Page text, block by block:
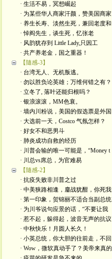
· 生活不易，冥想崛起
· 为某些华人商家汗颜，赞美国商家
· 养生长寿、淡然生死，兼回老度和
· 悼阎先生，谈生死，忆张老
· 风韵犹存到 Little Lady,只因工
· 共产养老金，国之重器！
【隨感-3】
· 台湾无人、无机叛逃。
· 勿以胜负论英雄；万维何错之有？
· 立冬了, 落叶还能归根吗？
· 银浪滚滚，MM色衰。
· 墙内川粉说，美国的假选票是外国
· 大选前一天，Costco 气氛怎样？
· 好女不和恶男斗
· 肺炎成功自救的经历
· 川普会输的唯一可能是，“Money t
· 川总vs席总，为官难易
【隨感-2】
· 抗疫失败非川普之过
· 中美狭路相逢，鏖战犹酣，你死我
· 第一印象，贺锦丽不适合当副总统
· 为川爷说句应景的话，“不要让我
· 惹不起，躲得起，波音无声的抗议
· 中秋快乐！月圆人长久！
· 小英总统，你大胆的往前走，不回
· Wow，微软真动手了？美帝来真的